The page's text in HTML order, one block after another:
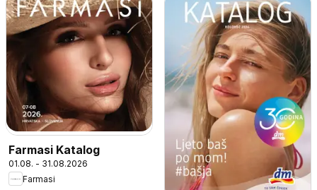
Farmasi Katalog
01.08. - 31.08.2026
Farmasi